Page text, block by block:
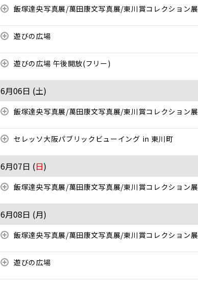
飯塚達央写真展/萬田康文写真展/東川賞コレクション展
遊びの広場
遊びの広場 午後開放(フリー)
6月06日 (土)
飯塚達央写真展/萬田康文写真展/東川賞コレクション展
セレッソ大阪パブリックビューイング in 東川町
6月07日 (日)
飯塚達央写真展/萬田康文写真展/東川賞コレクション展
6月08日 (月)
飯塚達央写真展/萬田康文写真展/東川賞コレクション展
遊びの広場